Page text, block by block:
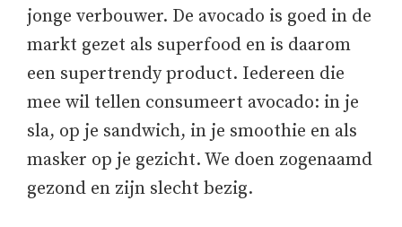
jonge verbouwer. De avocado is goed in de
markt gezet als superfood en is daarom
een supertrendy product. Iedereen die
mee wil tellen consumeert avocado: in je
sla, op je sandwich, in je smoothie en als
masker op je gezicht. We doen zogenaamd
gezond en zijn slecht bezig.